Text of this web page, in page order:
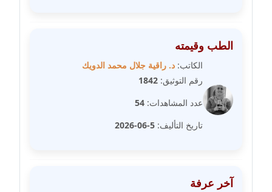
مدونة زينب ابو الفضل
مدونة زينب حمدي
عاملة
مدونة سارة القصبي
الطب وقيمته
الكاتب: د. راقية جلال محمد الدويك
رقم التوثيق: 1842
عدد المشاهدات: 54
تاريخ التأليف: 5-06-2026
آخر عرفة